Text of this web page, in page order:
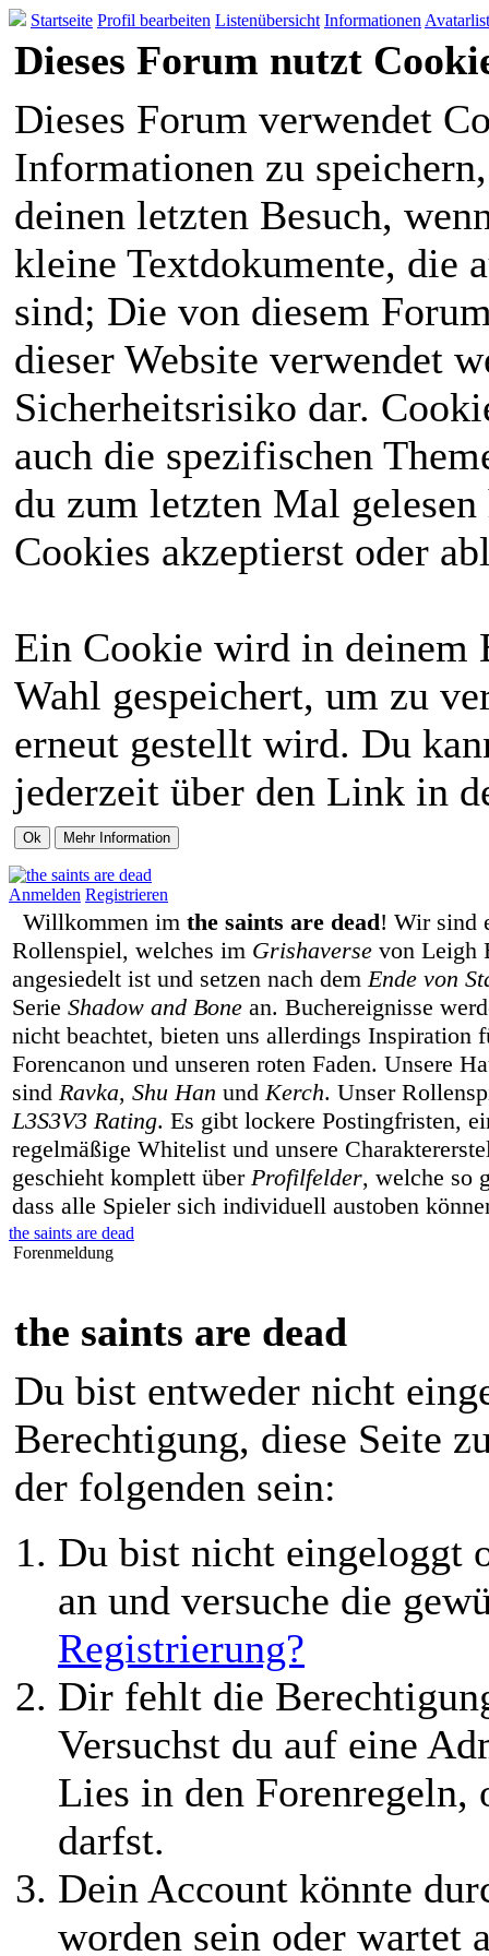
Startseite Profil bearbeiten Listenübersicht Informationen
Dieses Forum nutzt
Dieses Forum verwendet
Informationen zu
deinen letzten Besuch,
kleine Textdokumente, die
sind; Die von diesem
dieser Website verwendet
Sicherheitsrisiko dar.
auch die spezifischen
du zum letzten Mal
Cookies akzeptierst oder
Ein Cookie wird in deinem
Wahl gespeichert, um zu
erneut gestellt wird. Du
jederzeit über den Link in
Anmelden Registrieren
Willkommen im the saints are dead! Wir sind
Rollenspiel, welches im Grishaverse von Leigh
angesiedelt ist und setzen nach demEnde von
Serie Shadow and Bone an. Buchereignisse
nicht beachtet, bieten uns allerdings Inspiration
Forencanon und unseren roten Faden. Unsere
sind Ravka, Shu Han undKerch. Unser
L3S3V3 Rating. Es gibt lockere Postingfristen,
regelmäßige Whitelist und unsere
geschieht komplett über Profilfelder, welche so
dass alle Spieler sich individuell austoben
the saints are dead
Forenmeldung
the saints are dead
Du bist entweder nicht
Berechtigung, diese Seite
der folgenden sein:
Du bist nicht eingeloggt
an und versuche die
Registrierung?
Dir fehlt die
Versuchst du auf eine
Lies in den Forenregeln,
darfst.
Dein Account könnte
worden sein oder wartet